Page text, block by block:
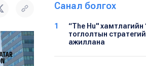
Санал болгох
1
“The Hu" хамтлагийн
тоглолтын
ажиллана